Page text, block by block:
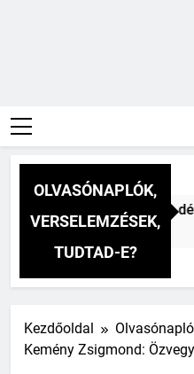
OLVASÓNAPLÓK,
VERSELEMZÉSEK,
TUDTAD-E?
Vitéz Mihály: A dél
Ezelőtt
Kezdőoldal
Kemény Zsigmond: